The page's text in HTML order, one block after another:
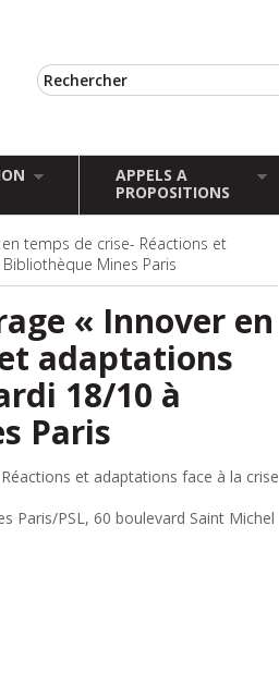
APPELS A
PROPOSITIONS
temps de crise- Réactions et
Mines Paris
« Innover en
adaptations
18/10 à
Paris
et adaptations face à la crise
Paris/PSL, 60 boulevard Saint Michel